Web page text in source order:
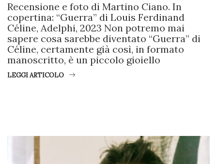
Recensione e foto di Martino Ciano. In
copertina: “Guerra” di Louis Ferdinand
Céline, Adelphi, 2023 Non potremo mai
sapere cosa sarebbe diventato “Guerra” di
Céline, certamente già così, in formato
manoscritto, è un piccolo gioiello
LEGGI ARTICOLO